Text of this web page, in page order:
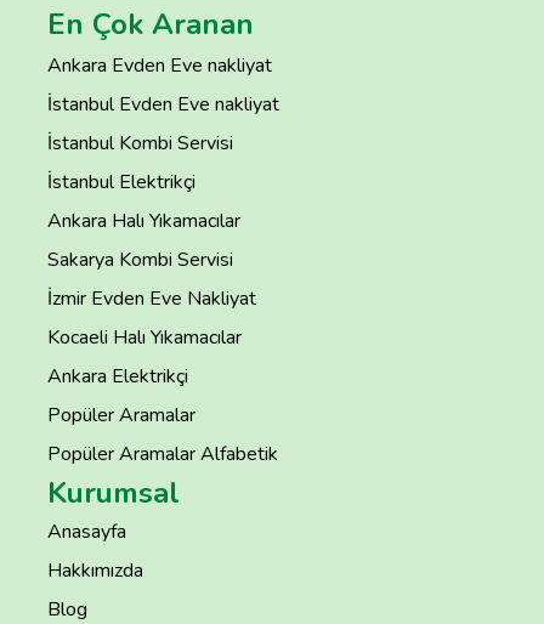
En Çok Aranan
Ankara Evden Eve nakliyat
İstanbul Evden Eve nakliyat
İstanbul Kombi Servisi
İstanbul Elektrikçi
Ankara Halı Yıkamacılar
Sakarya Kombi Servisi
İzmir Evden Eve Nakliyat
Kocaeli Halı Yıkamacılar
Ankara Elektrikçi
Popüler Aramalar
Popüler Aramalar Alfabetik
Kurumsal
Anasayfa
Hakkımızda
Blog